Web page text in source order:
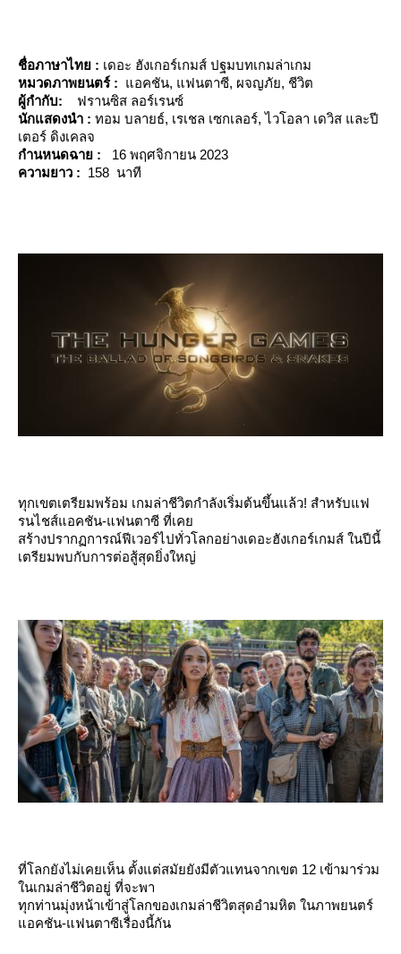
ชื่อภาษาไทย : เดอะ ฮังเกอร์เกมส์ ปฐมบทเกมล่าเกม
หมวดภาพยนตร์ : อคชัน, แฟนตาซี, ผจญภัย, ชีวิต
ผู้กำกับ:
ฟรานซิส ลอร์เรนซ์
นักแสดงนำ : ทอม บลายธ์, เรเชล เซกเลอร์, ไวโอลา เดวิส และปี
เตอร์ ดิงเคลจ
กำนหนดฉาย :
16 พฤศจิกายน 2023
ความยาว : 158 นาที
ทุกเขตเตรียมพร้อม เกมล่าชีวิตกำลังเริ่มต้นขึ้นแล้ว! สำหรับแฟ
รนไชส์แอคชัน-แฟนตาซี ที่เค
สร้างปรากฏการณ์ฟีเวอร์ไปทั่วโลกอย่างเดอะฮังเกอร์เกมส์ ในปีนี้
เตรียมพบกับการต่อสู้สุดยิ่งใหญ่
ที่โลกยังไม่เคยเห็น ตั้งแต่สมัยยังมีตัวแทนจากเขต 12 เข้ามาร่วม
นเกมล่าชีวิตอยู่ ที่จะพา
ทุกท่านมุ่งหน้าเข้าสู่โลกของเกมล่าชีวิตสุดอำมหิต ในภาพยนตร์
อคชัน-แฟนตาซีเรื่องนี้กัน